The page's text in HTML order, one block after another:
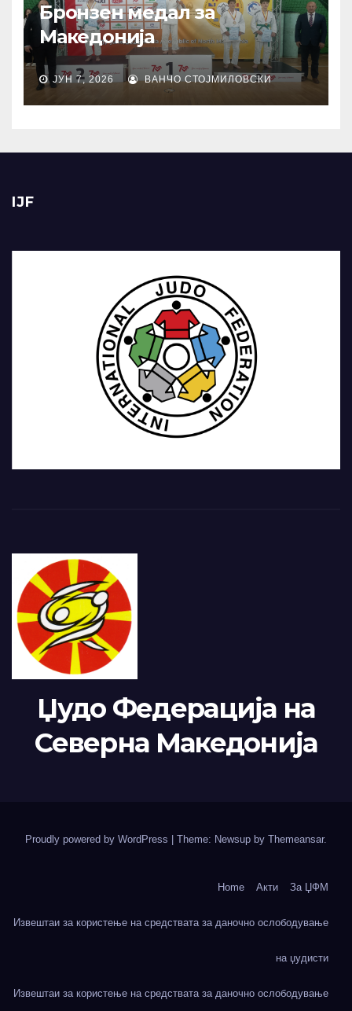
Бронзен медал за
Македонија
ЈУН 7, 2026 ВАНЧО СТОЈМИЛОВСКИ
IJF
Џудо Федерација на
Северна Македонија
Proudly powered by WordPress | Theme: Newsup by Themeansar.
Home Акти За ЏФМ
Извештаи за користење на средствата за даночно ослободување
на џудисти
Извештаи за користење на средствата за даночно ослободување